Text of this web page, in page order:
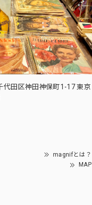
代田区神田神保町1-17 東京
magnifとは？
MAP